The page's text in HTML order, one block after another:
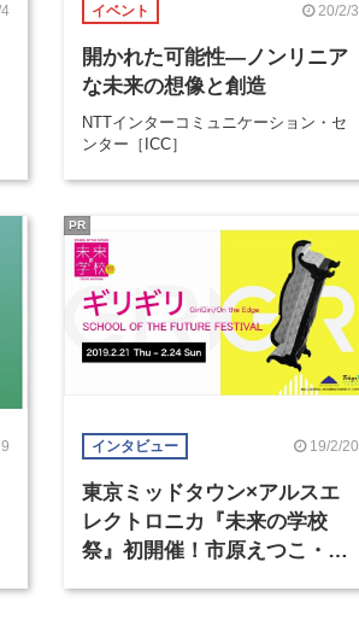
イベント 20/2/3
開かれた可能性―ノンリニア
な未来の想像と創造
NTTインターコミュニケーション・セ
ンター［ICC］
インタビュー 19/2/20
東京ミッドタウン×アルスエ
レクトロニカ『未来の学校
祭』初開催！市原えつこ・後
PR